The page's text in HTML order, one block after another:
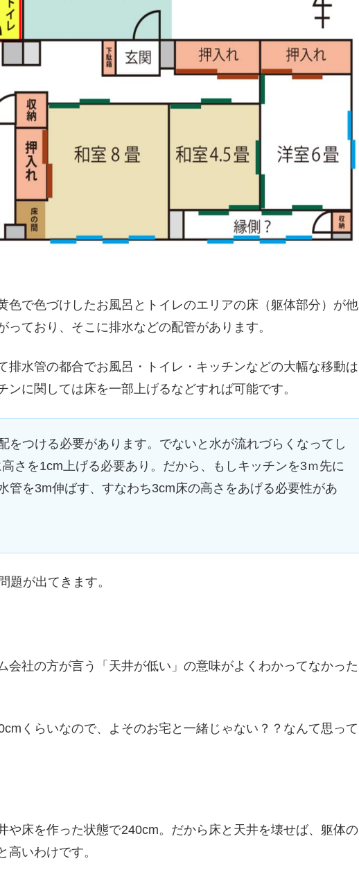
色で色づけしたお風呂とトイレのエリアの床（躯体部分）が他
ており、そこに排水などの配管があります。
排水管の都合でお風呂・トイレ・キッチンなどの大幅な移動は
に関しては床を一部上げるなどすれば可能です。
をつける必要があります。でないと水が流れづらくなってし
さを1cm上げる必要あり。だから、もしキッチンを3ｍ先に
管を3m伸ばす、すなわち3cm床の高さをあげる必要性があ
題が出てきます。
会社の方が言う「天井が低い」の意味がよくわかってなかった
くらいなので、よそのお宅と一緒じゃない？？なんて思って
や床を作った状態で240cm。だから床と天井を壊せば、躯体の
いわけです。